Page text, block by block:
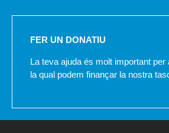
FER UN DONATIU
La teva ajuda és molt important
la qual podem finançar la nostra